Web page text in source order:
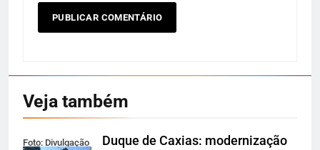
Veja também
Foto: Divulgação
Duque de Caxias: modernização